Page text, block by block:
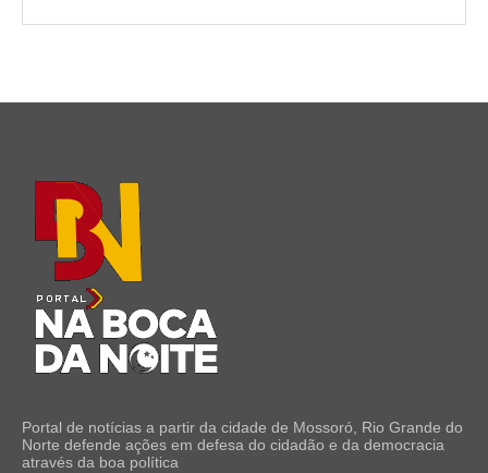
Portal de notícias a partir da cidade de Mossoró, Rio Grande do
Norte defende ações em defesa do cidadão e da democracia
através da boa política